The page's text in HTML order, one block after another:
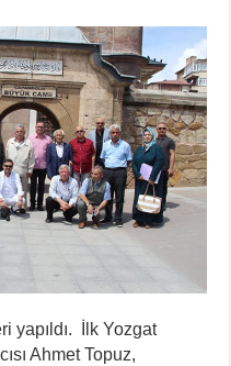
yapıldı. İlk Yozgat
Ahmet Topuz,